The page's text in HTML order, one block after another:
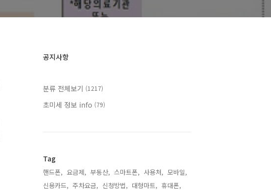
공지사항
분류 전체보기 (1217)
초미세 정보 info (79)
Tag
핸드폰, 요금제, 부동산, 스마트폰, 사용처, 모바일,
신용카드, 주차요금, 신청방법, 대형마트, 휴대폰,